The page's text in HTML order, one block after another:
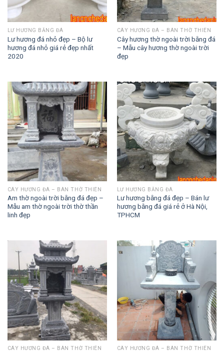
LƯ HƯƠNG BẰNG ĐÁ
Lư hương đá nhỏ đẹp – Bộ lư
hương đá nhỏ giá rẻ đẹp nhất
2020
CÂY HƯƠNG ĐÁ – BÀN THỜ THIÊN
Cây hương thờ ngoài trời bằng đá
– Mẫu cây hương thờ ngoài trời
đẹp
CÂY HƯƠNG ĐÁ – BÀN THỜ THIÊN
Am thờ ngoài trời bằng đá đẹp –
Mẫu am thờ ngoài trời thờ thần
linh đẹp
LƯ HƯƠNG BẰNG ĐÁ
Lư hương bằng đá đẹp – Bán lư
hương bằng đá giá rẻ ở Hà Nội,
TPHCM
CÂY HƯƠNG ĐÁ – BÀN THỜ THIÊN CÂY HƯƠNG ĐÁ – BÀN THỜ THIÊN